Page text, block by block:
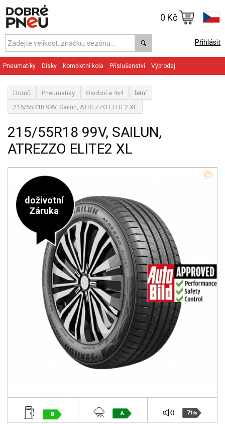
Přihlásit
0 Kč
Pneumatiky Disky Kompletní kola Příslušenství Výprodej
Domů Pneumatiky Osobní a 4x4
letní
215/55R18 99V, Sailun, ATREZZO ELITE2 XL
215/55R18 99V, SAILUN,
ATREZZO ELITE2 XL
doživotní
Záruka
B A 71dB